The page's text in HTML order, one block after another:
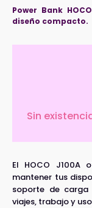
Power Bank
diseño compacto.
Sin
El HOCO J100A
mantener tus
soporte de
viajes, trabajo y